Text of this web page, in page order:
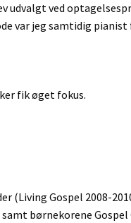
ved
var jeg samtidig
fik øget fokus.
Gospel 2008-
børnekorene